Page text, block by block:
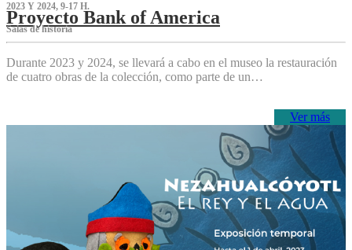
2023 Y 2024, 9-17 H.
Proyecto Bank of America
S‌alas de historia
Durante 2023 y 2024, se llevará a cabo en el museo la restauración
de cuatro obras de la colección, como parte de un…
Ver más